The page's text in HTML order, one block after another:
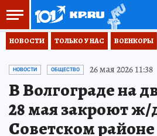
НОВОСТИ ТОЛЬКО У НАС ВОЕНКОРЫ
НОВОСТИ ОБЩЕСТВО 26 мая 2026 11:38
В Волгограде на
28 мая закроют ж/
Советском районе